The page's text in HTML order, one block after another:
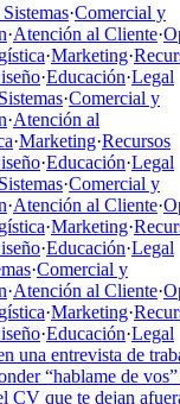
·Comercial y
·Atención al Cliente·
·Marketing·
·Educación·Legal
·Comercial y
·Atención al
·Marketing·Recursos
·Educación·Legal
·Comercial y
·Atención al Cliente·
·Marketing·
·Educación·Legal
·Comercial y
·Atención al Cliente·
·Marketing·
·Educación·Legal
una entrevista de
“hablame de
CV que te dejan